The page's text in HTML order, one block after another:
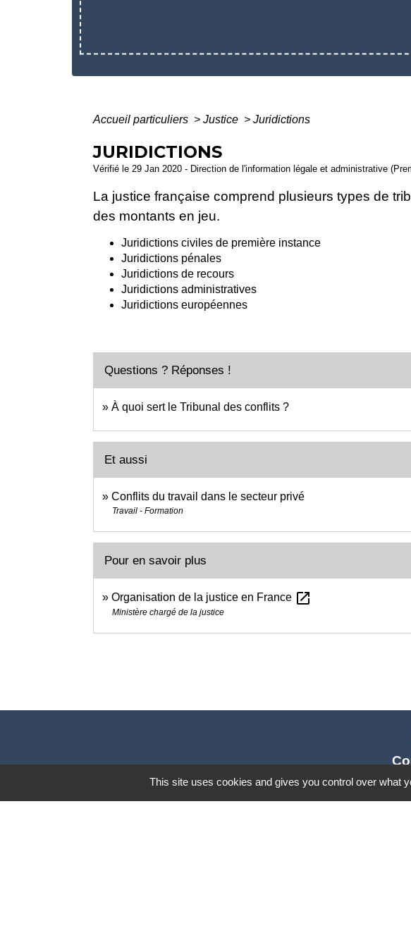
Accueil particuliers > Justice > Juridictions
JURIDICTIONS
Vérifié le 29 Jan 2020 - Direction de l'information légale et administrative
La justice française comprend plusieurs types de
des montants en jeu.
Juridictions civiles de première instance
Juridictions pénales
Juridictions de recours
Juridictions administratives
Juridictions européennes
Questions ? Réponses !
À quoi sert le Tribunal des conflits ?
Et aussi
Conflits du travail dans le secteur privé
Travail - Formation
Pour en savoir plus
Organisation de la justice en France open_in_new
Ministère chargé de la justice
This site uses cookies and gives you control over what